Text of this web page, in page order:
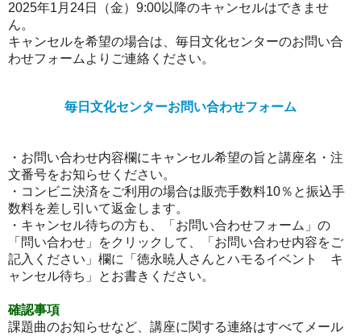
2025年1月24日（金）9:00以降のキャンセルはできませ
ん。
キャンセルを希望の場合は、毎日文化センターのお問い合
わせフォームより ご連絡ください。
毎日文化センターお問い合わせフォーム
・お問い合わせ内容欄にキャンセル希望の旨と講座名・注
文番号をお知らせください。
・コンビニ決済をご利用の場合は販売手数料10％と振込手
数料を差し引いて返金します。
・キャンセル待ちの方も、「お問い合わせフォーム」の
「問い合わせ」をクリックして、「お問い合わせ内容をご
記入ください」欄に「徳永暁人さんとハモるイベント キ
ャンセル待ち」とお書きください。
確認事項
課題曲のお知らせなど、 講座に関する連絡はすべてメール